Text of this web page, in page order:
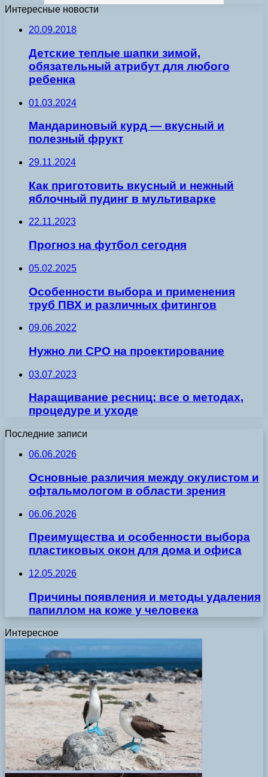
Интересные новости
20.09.2018
Детские теплые шапки зимой,
обязательный атрибут для любого
ребенка
01.03.2024
Мандариновый курд — вкусный и
полезный фрукт
29.11.2024
Как приготовить вкусный и нежный
яблочный пудинг в мультиварке
22.11.2023
Прогноз на футбол сегодня
05.02.2025
Особенности выбора и применения
труб ПВХ и различных фитингов
09.06.2022
Нужно ли СРО на проектирование
03.07.2023
Наращивание ресниц: все о методах,
процедуре и уходе
Последние записи
06.06.2026
Основные различия между окулистом и
офтальмологом в области зрения
06.06.2026
Преимущества и особенности выбора
пластиковых окон для дома и офиса
12.05.2026
Причины появления и методы удаления
папиллом на коже у человека
Интересное